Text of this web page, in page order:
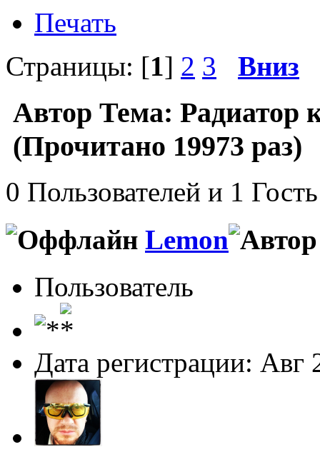
Печать
Страницы: [1] 2 3 Вниз
Автор Тема: Радиатор
(Прочитано 19973 раз)
0 Пользователей и 1
Lemon
Пользователь
Дата регистрации: Авг